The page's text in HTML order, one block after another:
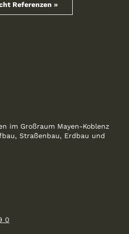
Referenzen »
im Großraum Mayen-Koblenz
Straßenbau, Erdbau und
0